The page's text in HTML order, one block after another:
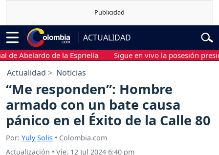
ACTUALIDAD
Abelardo de la Espriella Sigue en vivo la posesión
Actualidad Noticias
“Me responden”: Hombre
armado con un bate causa
pánico en el Éxito de la Calle 80
Por: Yuly Solis • Colombia.com
Actualización • Vie, 12 Jul 2024 6:40 pm